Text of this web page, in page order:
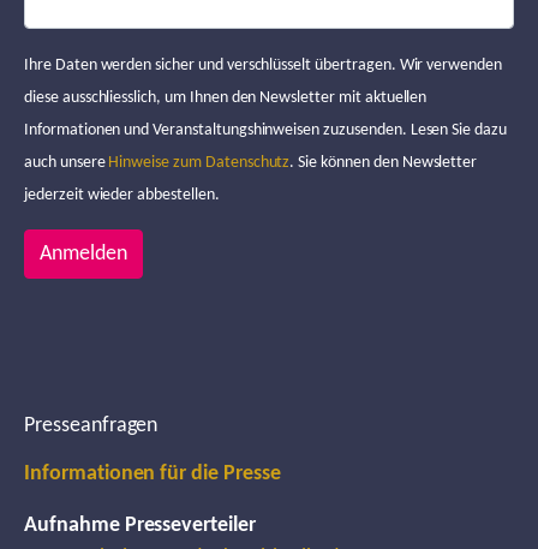
Ihre Daten werden sicher und verschlüsselt übertragen. Wir verwenden
diese ausschliesslich, um Ihnen den Newsletter mit aktuellen
Informationen und Veranstaltungshinweisen zuzusenden. Lesen Sie dazu
auch unsere Hinweise zum Datenschutz. Sie können den Newsletter
jederzeit wieder abbestellen.
Anmelden
Presseanfragen
Informationen für die Presse
Aufnahme Presseverteiler